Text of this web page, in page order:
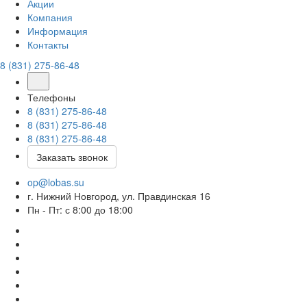
Акции
Компания
Информация
Контакты
8 (831) 275-86-48
Телефоны
8 (831) 275-86-48
8 (831) 275-86-48
8 (831) 275-86-48
Заказать звонок
op@lobas.su
г. Нижний Новгород, ул. Правдинская 16
Пн - Пт: с 8:00 до 18:00